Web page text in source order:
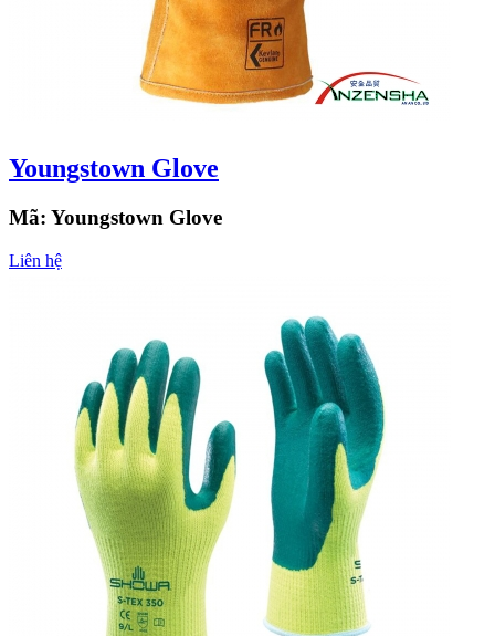
Youngstown Glove
Mã: Youngstown Glove
Liên hệ